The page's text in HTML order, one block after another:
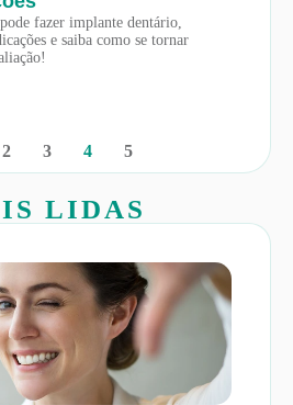
fazer implante dentário,
e saiba como se tornar
2 3 4 5
LIDAS